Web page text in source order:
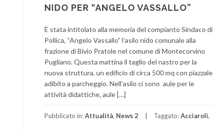
NIDO PER “ANGELO VASSALLO”
È stata intitolato alla memoria del compianto Sindaco di
Pollica, “Angelo Vassallo” l’asilo nido comunale alla
frazione di Bivio Pratole nel comune di Montecorvino
Pugliano. Questa mattina il taglio del nastro per la
nuova struttura, un edificio di circa 500 mq con piazzale
adibito a parcheggio. Nell’asilo ci sono aule per le
attività didattiche, aule […]
Pubblicato in:Attualità, News 2 Taggato:Acciaroli,